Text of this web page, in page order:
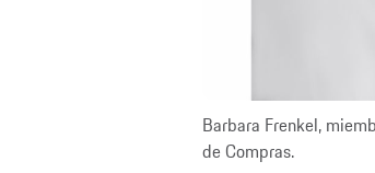
Barbara Frenkel,
de Compras.